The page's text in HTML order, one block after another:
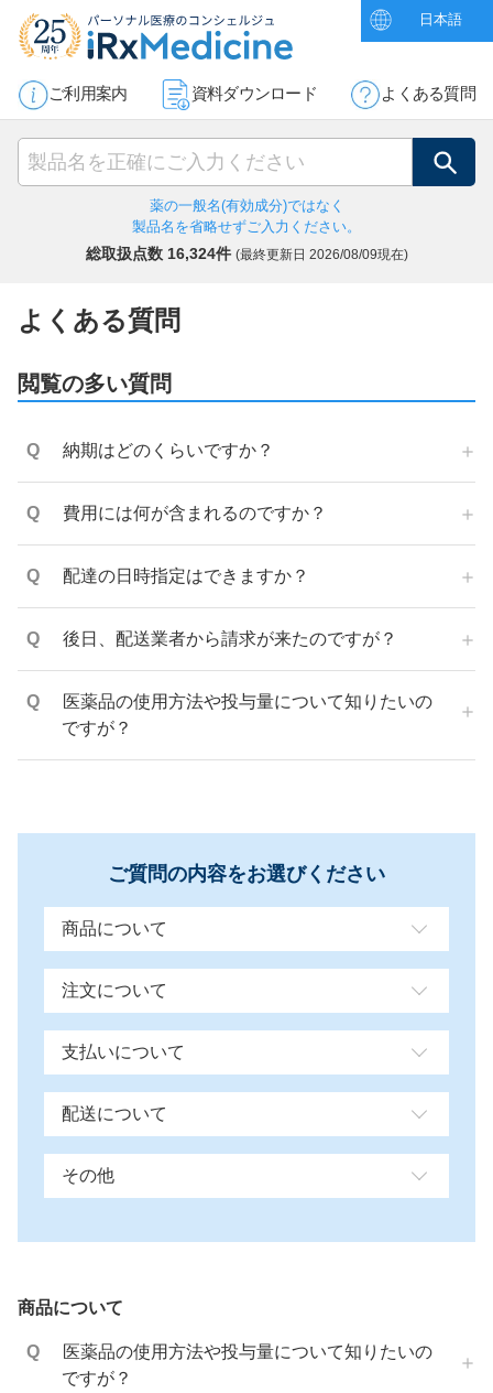
日本語
ご利用案内 資料ダウンロード よくある質問
検索
薬の一般名(有効成分)ではなく
製品名を省略せずご入力ください。
総取扱点数 16,324件 (最終更新日 2026/08/09現在)
よくある質問
閲覧の多い質問
納期はどのくらいですか？
費用には何が含まれるのですか？
配達の日時指定はできますか？
後日、配送業者から請求が来たのですが？
医薬品の使用方法や投与量について知りたいの
ですが？
ご質問の内容をお選びください
商品について
注文について
支払いについて
配送について
その他
商品について
医薬品の使用方法や投与量について知りたいの
ですが？